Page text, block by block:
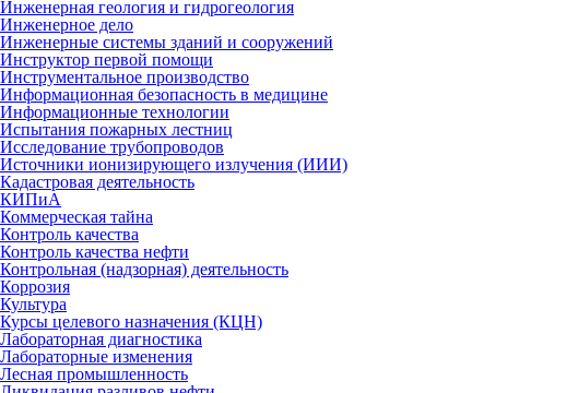
Инженерная геология и гидрогеология
Инженерное дело
Инженерные системы зданий и сооружений
Инструктор первой помощи
Инструментальное производство
Информационная безопасность в медицине
Информационные технологии
Испытания пожарных лестниц
Исследование трубопроводов
Источники ионизирующего излучения (ИИИ)
Кадастровая деятельность
КИПиА
Коммерческая тайна
Контроль качества
Контроль качества нефти
Контрольная (надзорная) деятельность
Коррозия
Культура
Курсы целевого назначения (КЦН)
Лабораторная диагностика
Лабораторные изменения
Лесная промышленность